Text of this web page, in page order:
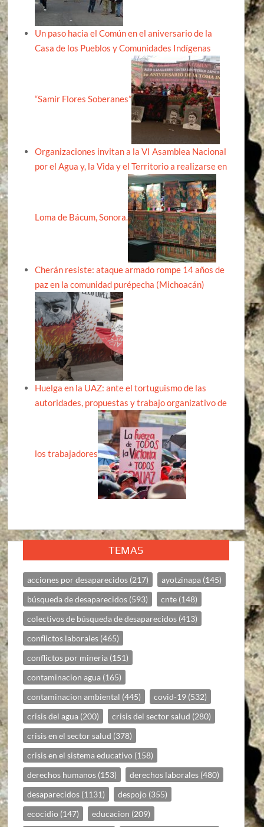
Un paso hacia el Común en el aniversario de la
Casa de los Pueblos y Comunidades Indígenas
“Samir Flores Soberanes”
Organizaciones invitan a la VI Asamblea Nacional
por el Agua y, la Vida y el Territorio a realizarse en
Loma de Bácum, Sonora.
Cherán resiste: ataque armado rompe 14 años de
paz en la comunidad purépecha (Michoacán)
Huelga en la UAZ: ante el tortuguismo de las
autoridades, propuestas y trabajo organizativo de
los trabajadores
TEMAS
acciones por desaparecidos (217) ayotzinapa (145)
búsqueda de desaparecidos (593) cnte (148)
colectivos de búsqueda de desaparecidos (413)
conflictos laborales (465)
conflictos por mineria (151)
contaminacion agua (165)
contaminacion ambiental (445) covid-19 (532)
crisis del agua (200) crisis del sector salud (280)
crisis en el sector salud (378)
crisis en el sistema educativo (158)
derechos humanos (153) derechos laborales (480)
desaparecidos (1131) despojo (355)
ecocidio (147) educacion (209)